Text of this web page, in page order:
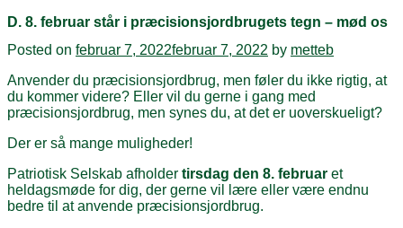
D. 8. februar står i præcisionsjordbrugets tegn – mød os
Posted on februar 7, 2022februar 7, 2022 by metteb
Anvender du præcisionsjordbrug, men føler du ikke rigtig, at
du kommer videre? Eller vil du gerne i gang med
præcisionsjordbrug, men synes du, at det er uoverskueligt?
Der er så mange muligheder!
Patriotisk Selskab afholder tirsdag den 8. februar et
heldagsmøde for dig, der gerne vil lære eller være endnu
bedre til at anvende præcisionsjordbrug.